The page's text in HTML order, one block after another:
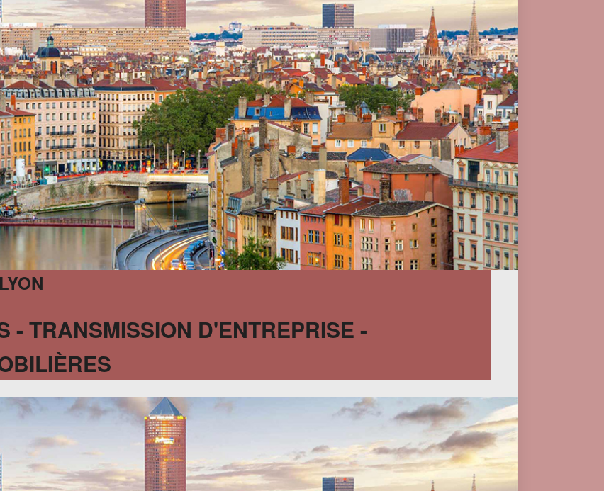
- TRANSMISSION D'ENTREPRISE -